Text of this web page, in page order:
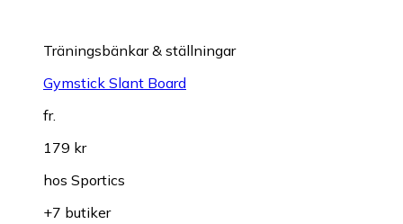
Träningsbänkar & ställningar
Gymstick Slant Board
fr.
179 kr
hos Sportics
+7 butiker